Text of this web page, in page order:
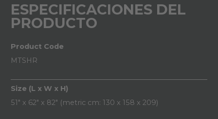
ESPECIFICACIONES DEL
PRODUCTO
Product Code
MTSHR
Size (L x W x H)
51" x 62" x 82" (metric cm: 130 x 158 x 209)